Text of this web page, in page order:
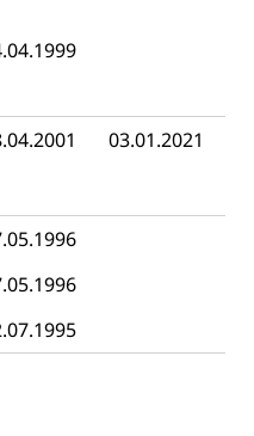
03.01.2021
Schulsport
Heimtiere